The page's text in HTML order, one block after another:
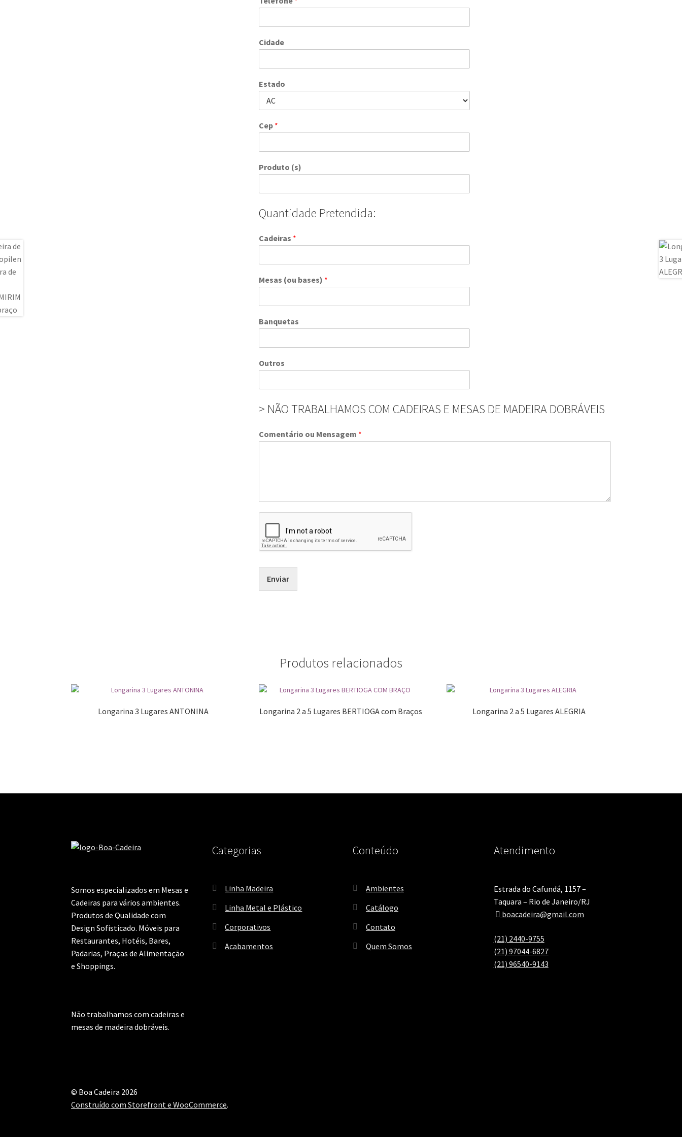
Cidade
Estado
Cep *
Produto (s)
Quantidade Pretendida:
Cadeiras *
Mesas (ou bases) *
Banquetas
Outros
> NÃO TRABALHAMOS COM CADEIRAS E MESAS DE MADEIRA DOBRÁVEIS
Comentário ou Mensagem *
Enviar
Produtos relacionados
Longarina 3 Lugares ANTONINA Longarina 2 a 5 Lugares BERTIOGA com Braços Longarina 2 a 5 Lugares ALEGRIA
Somos especializados em Mesas e
Cadeiras para vários ambientes.
Produtos de Qualidade com
Design Sofisticado. Móveis para
Restaurantes, Hotéis, Bares,
Padarias, Praças de Alimentação
e Shoppings.
Não trabalhamos com cadeiras e
mesas de madeira dobráveis.
Categorias
Linha Madeira
Linha Metal e Plástico
Corporativos
Acabamentos
Conteúdo
Ambientes
Catálogo
Contato
Quem Somos
Atendimento
Estrada do Cafundá, 1157 –
Taquara – Rio de Janeiro/RJ
boacadeira@gmail.com
(21) 2440-9755
(21) 97044-6827
(21) 96540-9143
© Boa Cadeira 2026
Construído com Storefront e WooCommerce.